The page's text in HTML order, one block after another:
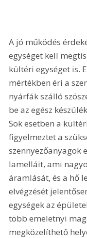
A jó működés
egységet kell
kültéri egységet is.
mértékben éri a
nyárfák szálló
be az egész
Sok esetben a
figyelmeztet a
szennyezőanyagok
lamelláit, ami
áramlását, és a hő
elvégzését
egységek az
több emeletnyi
megközelíthető